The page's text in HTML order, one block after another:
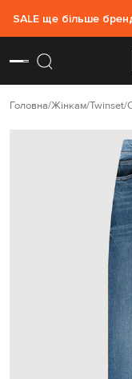
SALE ще більше
Головна Жінкам Twinset